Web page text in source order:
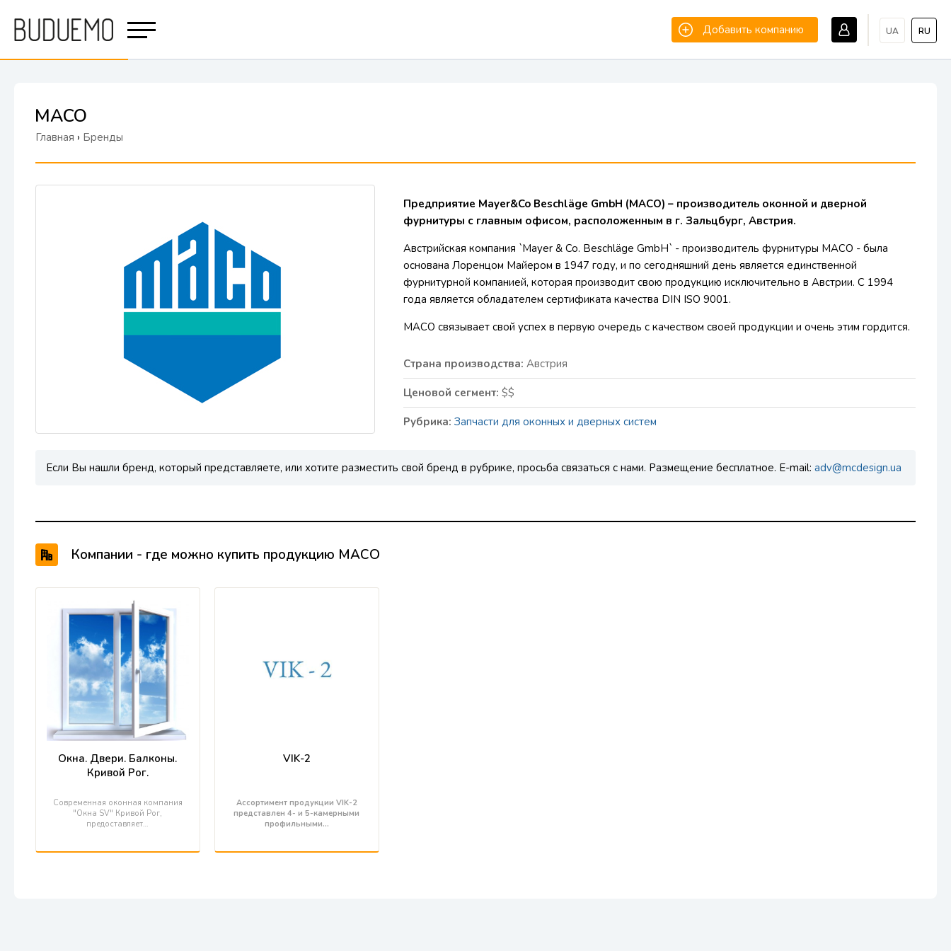
UA RU
Добавить компанию
MACO
Главная › Бренды
Предприятие Mayer&Co Beschläge GmbH (MACO) – производитель оконной и дверной
фурнитуры с главным офисом, расположенным в г. Зальцбург, Австрия.
Австрийская компания `Mayer & Co. Beschläge GmbH` - производитель фурнитуры МАСО - была
основана Лоренцом Майером в 1947 году, и по сегодняшний день является единственной
фурнитурной компанией, которая производит свою продукцию исключительно в Австрии. С 1994
года является обладателем сертификата качества DIN ISO 9001.
MACO связывает свой успех в первую очередь с качеством своей продукции и очень этим гордится.
Страна производства: Австрия
Ценовой сегмент: $$
Рубрика: Запчасти для оконных и дверных систем
Если Вы нашли бренд, который представляете, или хотите разместить свой бренд в рубрике, просьба связаться с нами. Размещение бесплатное. E-mail: adv@mcdesign.ua
Компании - где можно купить продукцию MACO
Окна. Двери. Балконы.
Кривой Рог.
Современная оконная компания
"Окна SV" Кривой Рог,
предоставляет…
VIK-2
Ассортимент продукции VIK-2
представлен 4- и 5-камерными
профильными…